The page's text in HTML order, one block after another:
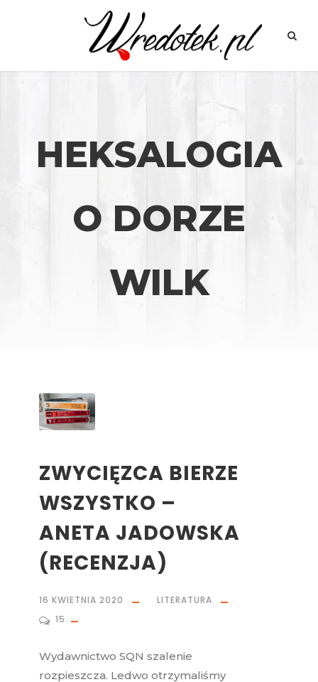
HEKSALOGIA
O DORZE
WILK
ZWYCIĘZCA BIERZE
WSZYSTKO –
ANETA JADOWSKA
(RECENZJA)
16 KWIETNIA 2020
LITERATURA
15
Wydawnictwo SQN szalenie
rozpieszcza. Ledwo otrzymaliśmy